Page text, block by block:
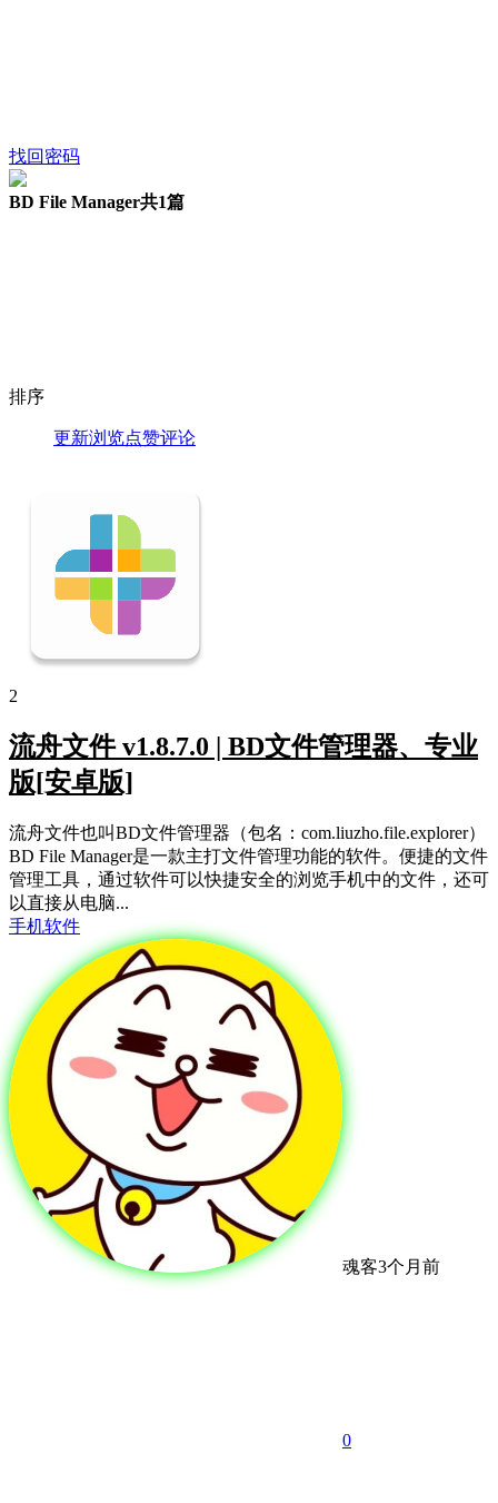
找回密码
BD File Manager共1篇
排序
更新浏览点赞评论
2
流舟文件 v1.8.7.0 | BD文件管理器、专业
版[安卓版]
流舟文件也叫BD文件管理器（包名：com.liuzho.file.explorer）
BD File Manager是一款主打文件管理功能的软件。便捷的文件
管理工具，通过软件可以快捷安全的浏览手机中的文件，还可
以直接从电脑...
手机软件
魂客3个月前
0